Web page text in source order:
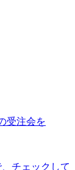
受注会を
チェックして